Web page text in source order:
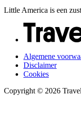
Little America is een
Algemene
Disclaimer
Cookies
Copyright © 2026